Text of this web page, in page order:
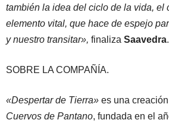
también la idea del ciclo de la vida, el
elemento vital, que hace de espejo
y nuestro transitar», finaliza Saavedra.
SOBRE LA COMPAÑÍA.
«Despertar de Tierra» es una
Cuervos de Pantano, fundada en el